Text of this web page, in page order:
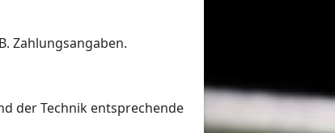
Zahlungsangaben.
der Technik entsprechende